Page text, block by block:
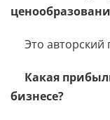
Это авторский
Какая
бизнесе?